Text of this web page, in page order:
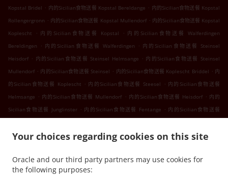
Your choices regarding cookies on this site
Oracle and our third party partners may use cookies for
the following purposes:
Kopstal Bridel . 内的Sicilian食物送餐 Kopstal Bereldange . 内的Sicilian食物送餐 Kopstal
Rollengergronn . 内的Sicilian食物送餐 Kopstal Mullendorf . 内的Sicilian食物送餐 Kopstal
Koplescht
. 内的Sicilian食物送餐 Kopstal . 内的Sicilian食物送餐 Walferdingen
Bereldingen
. 内的Sicilian食物送餐 Walferdingen . 内的Sicilian食物送餐 Steinsel
Heisdorf . 内的Sicilian食物送餐 Steinsel Helmsange . 内的Sicilian食物送餐 Steinsel
Mullendorf . 内的Sicilian食物送餐 Steinsel . 内的Sicilian食物送餐 Koplescht Briddel . 内
的Sicilian食物送餐 Koplescht . 内的Sicilian食物送餐 Steesel . 内的Sicilian食物送餐
Helmsange . 内的Sicilian食物送餐 Mullendorf . 内的Sicilian食物送餐 Heisdorf . 内的
Sicilian食物送餐 Junglinster . 内的Sicilian食物送餐 Fentange . 内的Sicilian食物送餐
Lorentzweiler Boufer . 内的Sicilian食物送餐 Lorentzweiler Helmdange . 内的Sicilian食物
Sicilian食物送餐 Lorentzweiler Hielem . 内的Sicilian食物送餐 Lorentzweiler
Sicilian食物送餐 Luerenzweiler Boufer